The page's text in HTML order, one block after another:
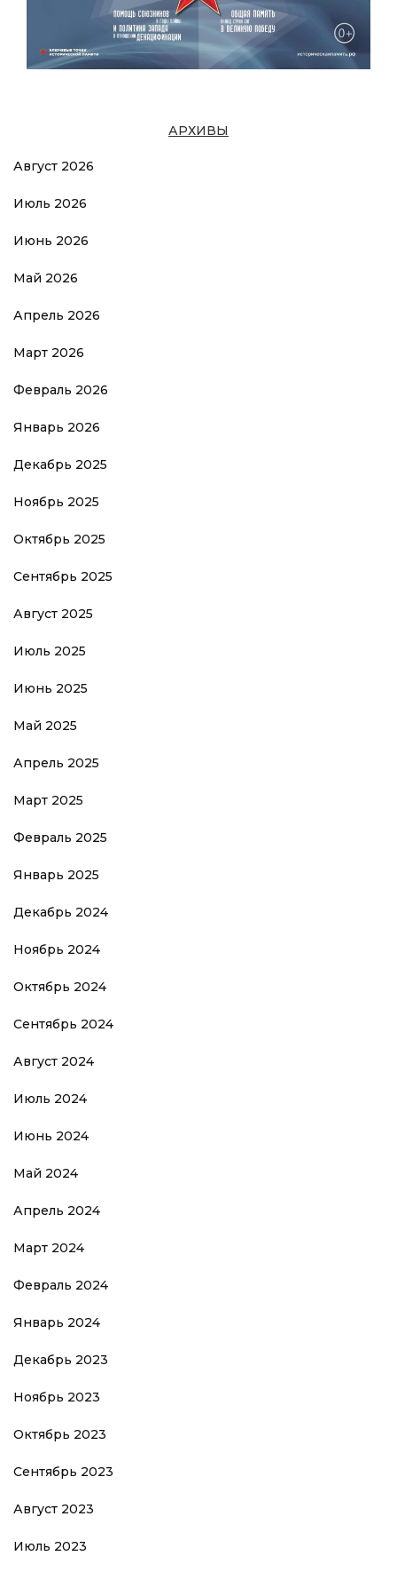
АРХИВЫ
Август 2026
Июль 2026
Июнь 2026
Май 2026
Апрель 2026
Март 2026
Февраль 2026
Январь 2026
Декабрь 2025
Ноябрь 2025
Октябрь 2025
Сентябрь 2025
Август 2025
Июль 2025
Июнь 2025
Май 2025
Апрель 2025
Март 2025
Февраль 2025
Январь 2025
Декабрь 2024
Ноябрь 2024
Октябрь 2024
Сентябрь 2024
Август 2024
Июль 2024
Июнь 2024
Май 2024
Апрель 2024
Март 2024
Февраль 2024
Январь 2024
Декабрь 2023
Ноябрь 2023
Октябрь 2023
Сентябрь 2023
Август 2023
Июль 2023